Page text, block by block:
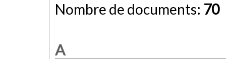
Nombre de documents: 70
A